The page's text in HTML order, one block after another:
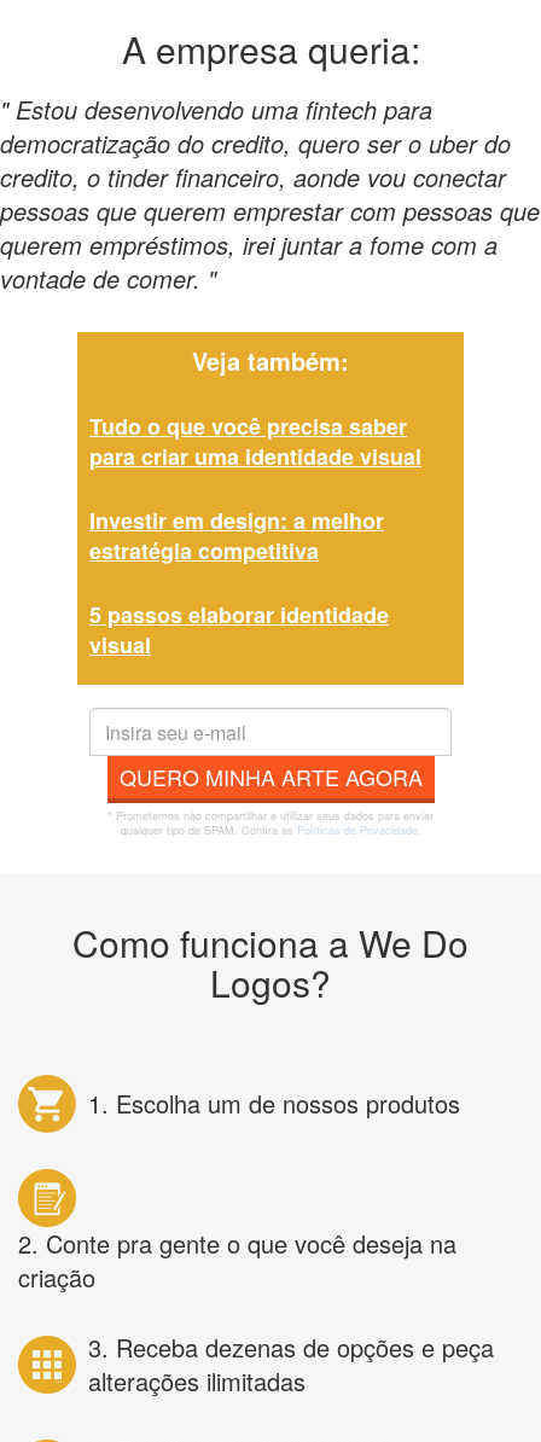
A empresa queria:
" Estou desenvolvendo uma fintech para
democratização do credito, quero ser o uber do
credito, o tinder financeiro, aonde vou conectar
pessoas que querem emprestar com pessoas que
querem empréstimos, irei juntar a fome com a
vontade de comer. "
Veja também:
Tudo o que você precisa saber
para criar uma identidade visual
Investir em design: a melhor
estratégia competitiva
5 passos elaborar identidade
visual
QUERO MINHA ARTE AGORA
* Prometemos não compartilhar e utilizar seus dados para enviar
qualquer tipo de SPAM. Confira as Políticas de Privacidade.
Como funciona a We Do
Logos?
1. Escolha um de nossos produtos
2. Conte pra gente o que você deseja na
criação
3. Receba dezenas de opções e peça
alterações ilimitadas